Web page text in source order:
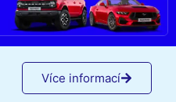
Více informací